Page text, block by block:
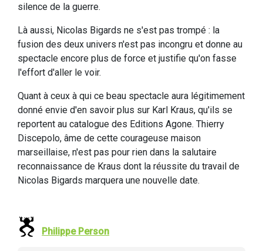
silence de la guerre.
Là aussi, Nicolas Bigards ne s'est pas trompé : la
fusion des deux univers n'est pas incongru et donne au
spectacle encore plus de force et justifie qu'on fasse
l'effort d'aller le voir.
Quant à ceux à qui ce beau spectacle aura légitimement
donné envie d'en savoir plus sur Karl Kraus, qu'ils se
reportent au catalogue des Editions Agone. Thierry
Discepolo, âme de cette courageuse maison
marseillaise, n'est pas pour rien dans la salutaire
reconnaissance de Kraus dont la réussite du travail de
Nicolas Bigards marquera une nouvelle date.
Philippe Person